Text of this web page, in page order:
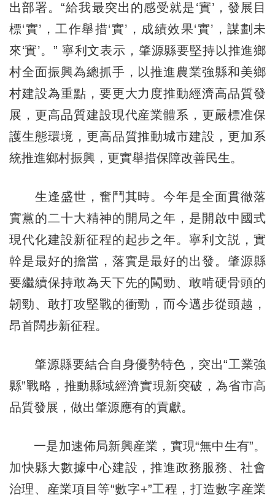
出部署。“給我最突出的感受就是‘實’，發展目
標‘實’，工作舉措‘實’，成績效果‘實’，謀劃未
來‘實’。” 寧利文表示，肇源縣要堅持以推進鄉
村全面振興為總抓手，以推進農業強縣和美鄉
村建設為重點，要更大力度推動經濟高品質發
展，更高品質建設現代産業體系，更嚴標准保
護生態環境，更高品質推動城市建設，更加系
統推進鄉村振興，更實舉措保障改善民生。
生逢盛世，奮鬥其時。今年是全面貫徹落
實黨的二十大精神的開局之年，是開啟中國式
現代化建設新征程的起步之年。寧利文説，實
幹是最好的擔當，落實是最好的出發。肇源縣
要繼續保持敢為天下先的闖勁、敢啃硬骨頭的
韌勁、敢打攻堅戰的衝勁，而今邁步從頭越，
昂首闊步新征程。
肇源縣要結合自身優勢特色，突出“工業強
縣”戰略，推動縣域經濟實現新突破，為省市高
品質發展，做出肇源應有的貢獻。
一是加速佈局新興産業，實現“無中生有”。
加快縣大數據中心建設，推進政務服務、社會
治理、産業項目等“數字+”工程，打造數字産業